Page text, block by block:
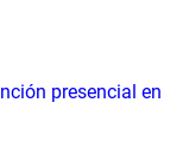
presencial en